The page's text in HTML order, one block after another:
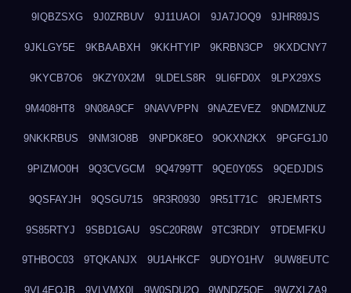
9IQBZSXG 9J0ZRBUV 9J11UAOI 9JA7JOQ9 9JHR89JS
9JKLGY5E 9KBAABXH 9KKHTYIP 9KRBN3CP 9KXDCNY7
9KYCB7O6 9KZY0X2M 9LDELS8R 9LI6FD0X 9LPX29XS
9M408HT8 9N08A9CF 9NAVVPPN 9NAZEVEZ 9NDMZNUZ
9NKKRBUS 9NM3IO8B 9NPDK8EO 9OKXN2KX 9PGFG1J0
9PIZMO0H 9Q3CVGCM 9Q4799TT 9QE0Y05S 9QEDJDIS
9QSFAYJH 9QSGU715 9R3R0930 9R51T71C 9RJEMRTS
9S85RTYJ 9SBD1GAU 9SC20R8W 9TC3RDIY 9TDEMFKU
9THBOC03 9TQKANJX 9U1AHKCF 9UDYO1HV 9UW8EUTC
9VL4EOJB 9VLVMX0I 9W0SDU2O 9WNDZ5OE 9WZXLZA9